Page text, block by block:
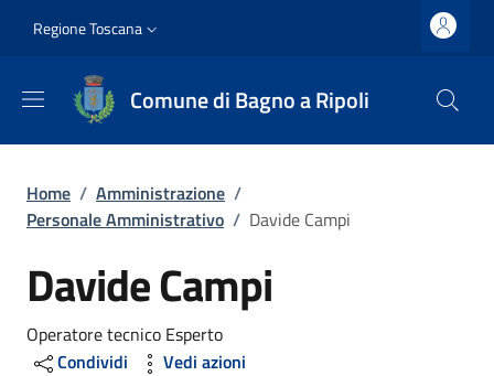
Slim top
Regione Toscana
Comune di Bagno a Ripoli
Briciole di pane
Home / Amministrazione /
Personale Amministrativo / Davide Campi
Davide Campi
Operatore tecnico Esperto
Condividi
Vedi azioni